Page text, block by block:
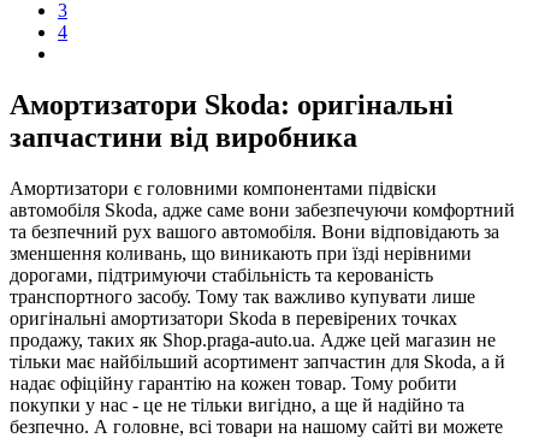
3
4
Амортизатори Skoda: оригінальні
запчастини від виробника
Амортизатори є головними компонентами підвіски
автомобіля Skoda, адже саме вони забезпечуючи комфортний
та безпечний рух вашого автомобіля. Вони відповідають за
зменшення коливань, що виникають при їзді нерівними
дорогами, підтримуючи стабільність та керованість
транспортного засобу. Тому так важливо купувати лише
оригінальні амортизатори Skoda в перевірених точках
продажу, таких як Shop.praga-auto.ua. Адже цей магазин не
тільки має найбільший асортимент запчастин для Skoda, а й
надає офіційну гарантію на кожен товар. Тому робити
покупки у нас - це не тільки вигідно, а ще й надійно та
безпечно. А головне, всі товари на нашому сайті ви можете